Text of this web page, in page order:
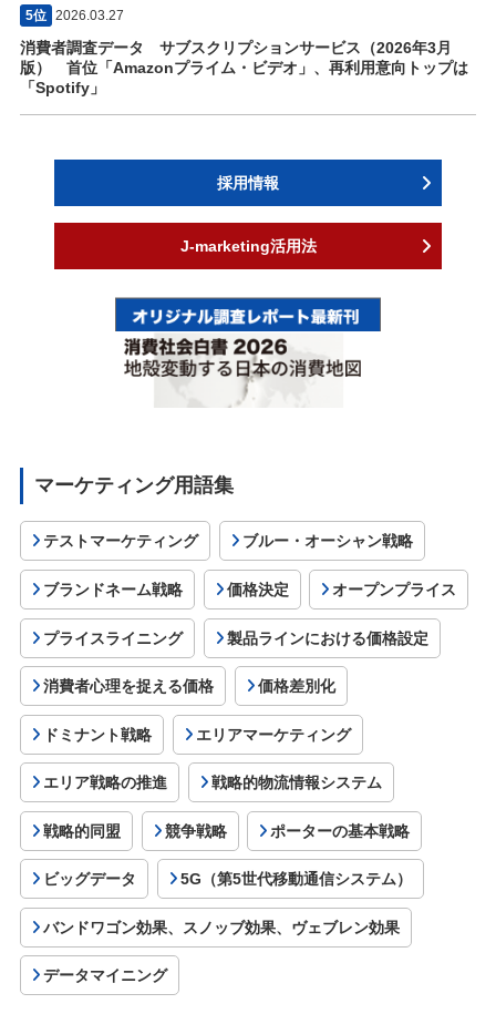
5位 2026.03.27
消費者調査データ サブスクリプションサービス（2026年3月
版） 首位「Amazonプライム・ビデオ」、再利用意向トップは
「Spotify」
採用情報
J-marketing活用法
マーケティング用語集
テストマーケティング ブルー・オーシャン戦略
ブランドネーム戦略 価格決定 オープンプライス
プライスライニング 製品ラインにおける価格設定
消費者心理を捉える価格 価格差別化
ドミナント戦略 エリアマーケティング
エリア戦略の推進 戦略的物流情報システム
戦略的同盟 競争戦略 ポーターの基本戦略
ビッグデータ 5G（第5世代移動通信システム）
バンドワゴン効果、スノッブ効果、ヴェブレン効果
データマイニング